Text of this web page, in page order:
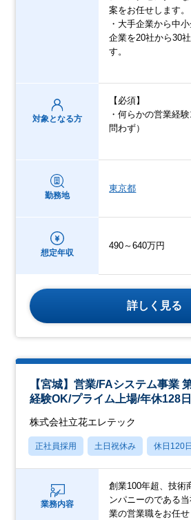
案をお任せします。
・大手企業から中
企業を20社から30
す。
対象となる方
【必須】
・何らかの営業経
問わず）
勤務地
東京都
想定年収
490～640万円
詳しく見る
【宮城】営業/FAシステム事業
経験OK/プライム上場/年休128⽇
株式会社立花エレテック
正社員採用 土日祝休み 休日120
業務内容
創業100年超、技術
ンパニーのである
業の営業職をお任せ